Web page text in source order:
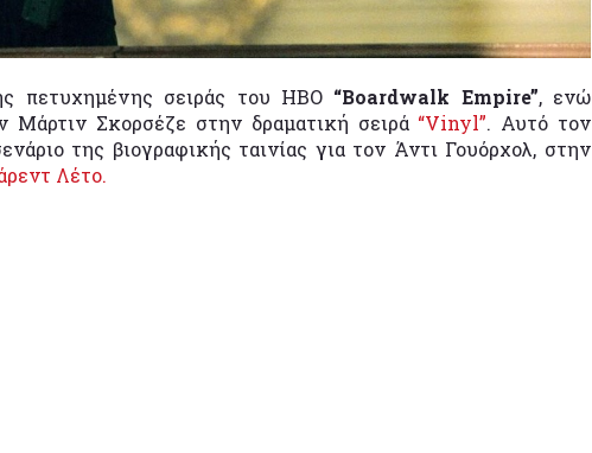
πετυχημένης σειράς του HBO“Boardwalk Empire”, ενώ
Μάρτιν Σκορσέζε στην δραματική σειρά “Vinyl”. Αυτό τον
της βιογραφικής ταινίας για τον Άντι Γουόρχολ, στην
Λέτο.